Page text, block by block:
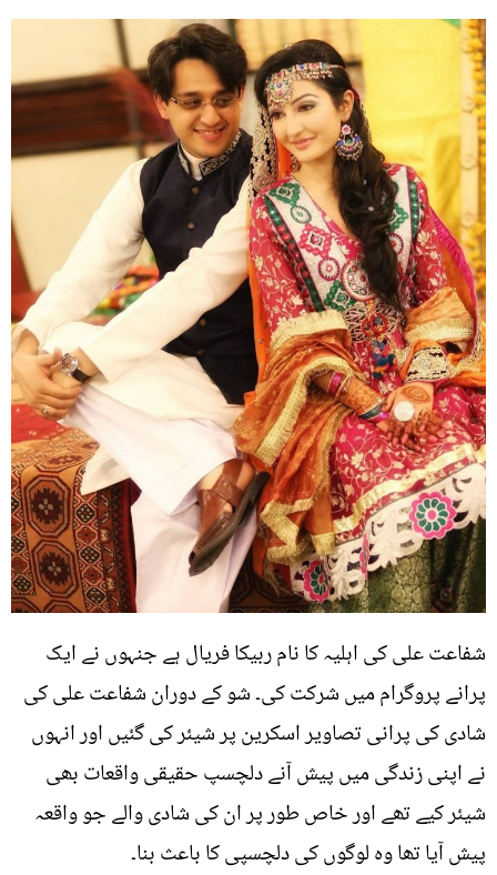
شفاعت علی کی اہلیہ کا نام ربیکا فریال ہے جنہوں نے ایک
پرانے پروگرام میں شرکت کی۔ شو کے دوران شفاعت علی کی
شادی کی پرانی تصاویر اسکرین پر شیئر کی گئیں اور انہوں
نے اپنی زندگی میں پیش آنے دلچسپ حقیقی واقعات بھی
شیئر کیے تھے اور خاص طور پر ان کی شادی والے جو واقعہ
پیش آیا تھا وہ لوگوں کی دلچسپی کا باعث بنا۔